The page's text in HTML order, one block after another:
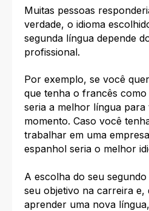
Muitas pessoas
verdade, o idioma
segunda língua depende
profissional.
Por exemplo, se você
que tenha o francês como
seria a melhor língua
momento. Caso você
trabalhar em uma
espanhol seria o melhor
A escolha do seu
seu objetivo na carreira e,
aprender uma nova